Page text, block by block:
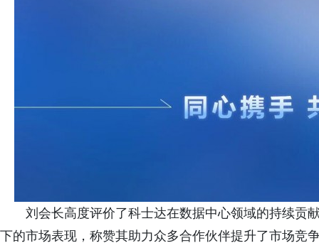
刘会长高度评价了科士达在数据中心领域的持续贡
下的市场表现，称赞其助力众多合作伙伴提升了市场竞